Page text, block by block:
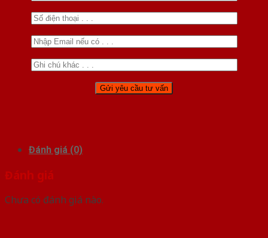
Đánh giá (0)
Đánh giá
Chưa có đánh giá nào.